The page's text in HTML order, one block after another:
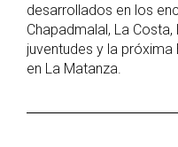
desarrollados en los
Chapadmalal, La
juventudes y la
en La Matanza.